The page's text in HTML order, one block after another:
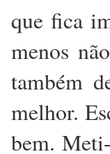
que fica
menos
também
melhor.
bem.